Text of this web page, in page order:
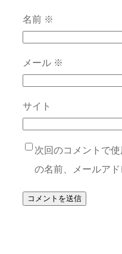
名前 ※
メール ※
サイト
次回のコメントで
の名前、メールアド